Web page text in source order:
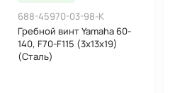
688-45970-03-98-K
Гребной винт Yamaha 60-
140, F70-F115 (3x13x19)
(Сталь)